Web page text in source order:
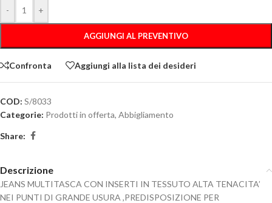
- +
AGGIUNGI AL PREVENTIVO
Confronta Aggiungi alla lista dei desideri
COD: S/8033
Categorie: Prodotti in offerta, Abbigliamento
Share:
Descrizione
JEANS MULTITASCA CON INSERTI IN TESSUTO ALTA TENACITA’
NEI PUNTI DI GRANDE USURA ,PREDISPOSIZIONE PER